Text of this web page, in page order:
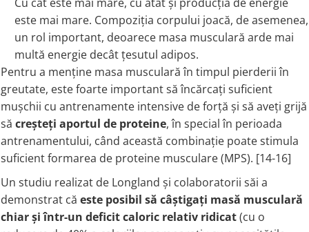
este mai mare. Compoziția corpului joacă, de asemenea,
un rol important, deoarece masa musculară arde mai
multă energie decât țesutul adipos.
Pentru a menține masa musculară în timpul pierderii în
greutate, este foarte important să încărcați suficient
mușchii cu antrenamente intensive de forță și să aveți grijă
să creșteți aportul de proteine, în special în perioada
antrenamentului, când această combinație poate stimula
suficient formarea de proteine musculare (MPS). [14-16]
Un studiu realizat de Longland și colaboratorii săi a
demonstrat că este posibil să câștigați masă musculară
chiar și într-un deficit caloric relativ ridicat(cu o